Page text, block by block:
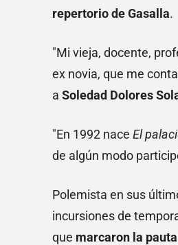
repertorio de Gasalla.
"Mi vieja, docente,
ex novia, que me
a Soledad Dolores
"En 1992 nace El
de algún modo
Polemista en sus
incursiones de
que marcaron la